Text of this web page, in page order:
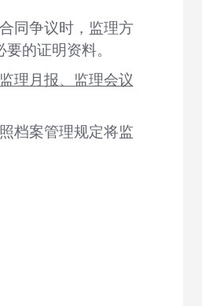
同争议时，监理方
的证明资料。
理月报、监理会议
档案管理规定将监